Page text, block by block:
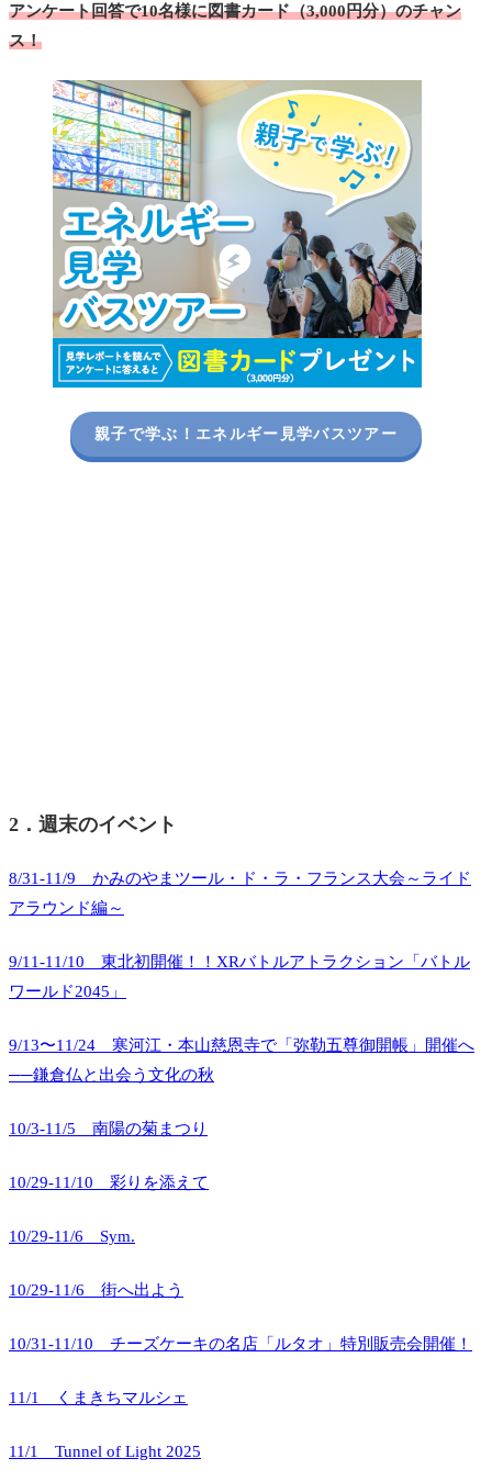
アンケート回答で10名様に図書カード（3,000円分）のチャン
ス！
親子で学ぶ！エネルギー見学バスツアー
2．週末のイベント
8/31-11/9 かみのやまツール・ド・ラ・フランス大会～ライド
アラウンド編～
9/11-11/10 東北初開催！！XRバトルアトラクション「バトル
ワールド2045」
9/13〜11/24 寒河江・本山慈恩寺で「弥勒五尊御開帳」開催へ
──鎌倉仏と出会う文化の秋
10/3-11/5 南陽の菊まつり
10/29-11/10 彩りを添えて
10/29-11/6 Sym.
10/29-11/6 街へ出よう
10/31-11/10 チーズケーキの名店「ルタオ」特別販売会開催！
11/1 くまきちマルシェ
11/1 Tunnel of Light 2025